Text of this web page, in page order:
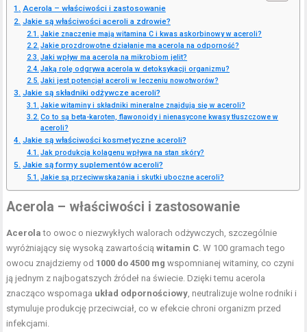
Acerola – właściwości i zastosowanie
Jakie są właściwości aceroli a zdrowie?
Jakie znaczenie mają witamina C i kwas askorbinowy w aceroli?
Jakie prozdrowotne działanie ma acerola na odporność?
Jaki wpływ ma acerola na mikrobiom jelit?
Jaką rolę odgrywa acerola w detoksykacji organizmu?
Jaki jest potencjał aceroli w leczeniu nowotworów?
Jakie są składniki odżywcze aceroli?
Jakie witaminy i składniki mineralne znajdują się w aceroli?
Co to są beta-karoten, flawonoidy i nienasycone kwasy tłuszczowe w
aceroli?
Jakie są właściwości kosmetyczne aceroli?
Jak produkcja kolagenu wpływa na stan skóry?
Jakie są formy suplementów aceroli?
Jakie są przeciwwskazania i skutki uboczne aceroli?
Acerola – właściwości i zastosowanie
Acerola to owoc o niezwykłych walorach odżywczych, szczególnie
wyróżniający się wysoką zawartościąwitamin C . W 100 gramach tego
owocu znajdziemy od 1000 do 4500 mg wspomnianej witaminy, co czyni
ją jednym z najbogatszych źródeł na świecie. Dzięki temu acerola
znacząco wspomaga układ odpornościowy , neutralizuje wolne rodniki i
stymuluje produkcję przeciwciał, co w efekcie chroni organizm przed
infekcjami.